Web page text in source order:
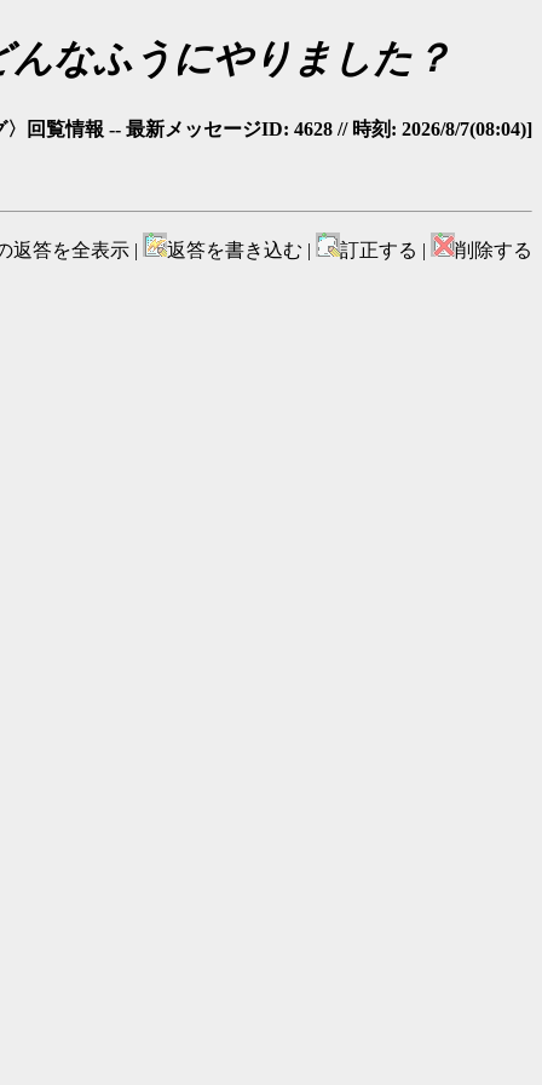
なふうにやりました？
回覧情報 -- 最新メッセージID: 4628 // 時刻: 2026/8/7(08:04)]
返答を全表示 | 返答を書き込む | 訂正する | 削除する